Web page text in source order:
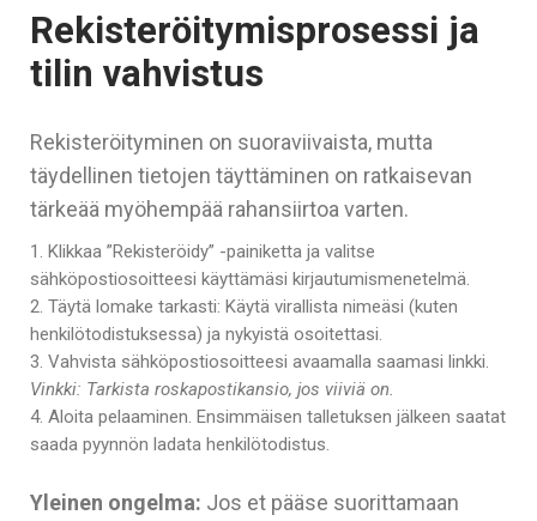
Rekisteröitymisprosessi ja
tilin vahvistus
Rekisteröityminen on suoraviivaista, mutta
täydellinen tietojen täyttäminen on ratkaisevan
tärkeää myöhempää rahansiirtoa varten.
Klikkaa ”Rekisteröidy” -painiketta ja valitse
sähköpostiosoitteesi käyttämäsi kirjautumismenetelmä.
Täytä lomake tarkasti: Käytä virallista nimeäsi (kuten
henkilötodistuksessa) ja nykyistä osoitettasi.
Vahvista sähköpostiosoitteesi avaamalla saamasi linkki.
Vinkki: Tarkista roskapostikansio, jos viiviä on.
Aloita pelaaminen. Ensimmäisen talletuksen jälkeen saatat
saada pyynnön ladata henkilötodistus.
Yleinen ongelma: Jos et pääse suorittamaan